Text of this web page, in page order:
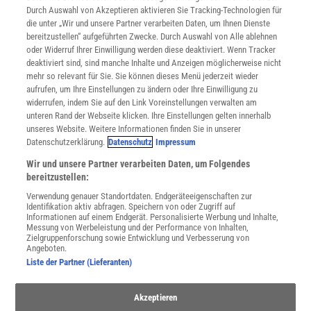
INFO
Mediadaten
Datenschutz
Nutzungsbedingungen
Cookie-Einstellungen
Utiq verwalten
Nutzungsbasierte Onlinewerbung
Alle Artikel
Impressum
Angebote für Schulen
Angebote für Institutionen
Sprachen lernen mit Gymglish
Lexika
Für Spektrum schreiben
Zugänglichkeitserklärung
WEBSEITEN
KielSCN
Wissenschaft in die Schulen
Durch Auswahl von Akzeptieren aktivieren Sie Tracking-Technologien für
die unter „Wir und unsere Partner verarbeiten Daten, um Ihnen Dienste
bereitzustellen“ aufgeführten Zwecke. Durch Auswahl von Alle ablehnen
oder Widerruf Ihrer Einwilligung werden diese deaktiviert. Wenn Tracker
deaktiviert sind, sind manche Inhalte und Anzeigen möglicherweise nicht
mehr so relevant für Sie. Sie können dieses Menü jederzeit wieder
aufrufen, um Ihre Einstellungen zu ändern oder Ihre Einwilligung zu
widerrufen, indem Sie auf den Link Voreinstellungen verwalten am
unteren Rand der Webseite klicken. Ihre Einstellungen gelten innerhalb
unseres Website. Weitere Informationen finden Sie in unserer
Datenschutzerklärung. Datenschutz Impressum
Wir und unsere Partner verarbeiten Daten, um Folgendes
bereitzustellen:
Verwendung genauer Standortdaten. Endgeräteeigenschaften zur
Identifikation aktiv abfragen. Speichern von oder Zugriff auf
Informationen auf einem Endgerät. Personalisierte Werbung und Inhalte,
Messung von Werbeleistung und der Performance von Inhalten,
Zielgruppenforschung sowie Entwicklung und Verbesserung von
Angeboten.
Liste der Partner (Lieferanten)
Akzeptieren